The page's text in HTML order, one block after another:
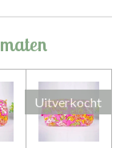
Uitverkocht